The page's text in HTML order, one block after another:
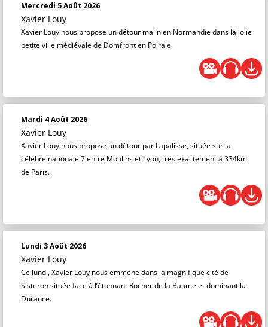
Mercredi 5 Août 2026
Xavier Louy
Xavier Louy nous propose un détour malin en Normandie dans la jolie
petite ville médiévale de Domfront en Poiraie.
Mardi 4 Août 2026
Xavier Louy
Xavier Louy nous propose un détour par Lapalisse, située sur la
célèbre nationale 7 entre Moulins et Lyon, très exactement à 334km
de Paris.
Lundi 3 Août 2026
Xavier Louy
Ce lundi, Xavier Louy nous emmène dans la magnifique cité de
Sisteron située face à l’étonnant Rocher de la Baume et dominant la
Durance.